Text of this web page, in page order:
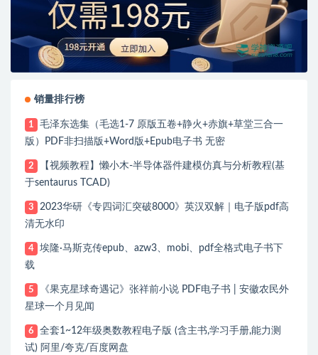
销量排行榜
1
毛泽东选集（毛选1-7 原版五卷+静火+赤旗+草堂三合一
版）PDF非扫描版+Word版+Epub电子书 无密
2
【视频教程】懒小木-半导体器件建模仿真与分析教程(基
于sentaurus TCAD)
3
2023华研《专四词汇突破8000》英汉双解｜电子版pdf高
清无水印
4
埃隆·马斯克传epub、azw3、mobi、pdf全格式电子书下
载
5
《果克星球奇遇记》张祥前小说 PDF电子书 | 安徽农民外
星球一个月见闻
6
全套1~12年级奥数教程电子版 (含主书,学习手册,能力测
试) 阿里/夸克/百度网盘